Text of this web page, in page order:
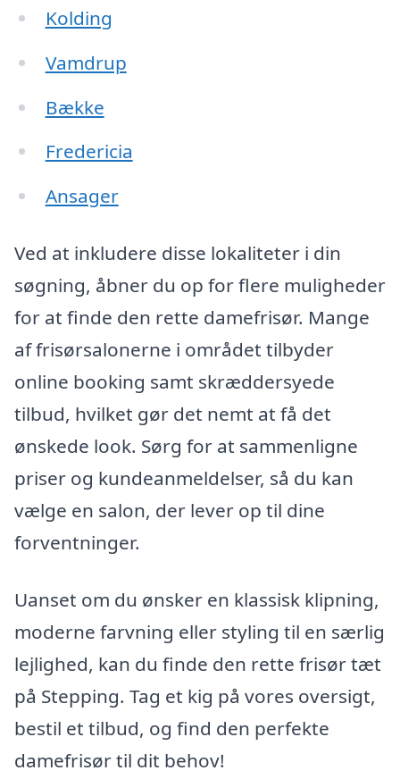
Kolding
Vamdrup
Bække
Fredericia
Ansager
Ved at inkludere disse lokaliteter i din
søgning, åbner du op for flere muligheder
for at finde den rette damefrisør. Mange
af frisørsalonerne i området tilbyder
online booking samt skræddersyede
tilbud, hvilket gør det nemt at få det
ønskede look. Sørg for at sammenligne
priser og kundeanmeldelser, så du kan
vælge en salon, der lever op til dine
forventninger.
Uanset om du ønsker en klassisk klipning,
moderne farvning eller styling til en særlig
lejlighed, kan du finde den rette frisør tæt
på Stepping. Tag et kig på vores oversigt,
bestil et tilbud, og find den perfekte
damefrisør til dit behov!